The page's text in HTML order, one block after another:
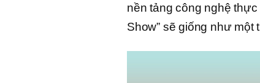
nền tảng công nghệ
Show” sẽ giống như